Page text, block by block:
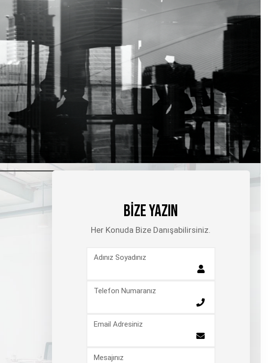
BİZE YAZIN
Her Konuda Bize Danışabilirsiniz.
Adınız Soyadınız
Telefon Numaranız
Email Adresiniz
Mesajınız